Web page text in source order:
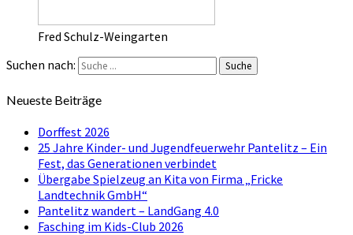
Fred Schulz-Weingarten
Suchen nach:
Suche
Neueste Beiträge
Dorffest 2026
25 Jahre Kinder- und Jugendfeuerwehr Pantelitz – Ein
Fest, das Generationen verbindet
Übergabe Spielzeug an Kita von Firma „Fricke
Landtechnik GmbH“
Pantelitz wandert – LandGang 4.0
Fasching im Kids-Club 2026